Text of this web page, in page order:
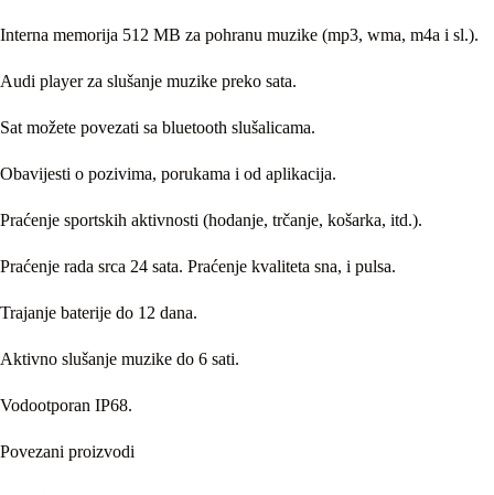
Interna memorija 512 MB za pohranu muzike (mp3, wma, m4a i sl.).
Audi player za slušanje muzike preko sata.
Sat možete povezati sa bluetooth slušalicama.
Obavijesti o pozivima, porukama i od aplikacija.
Praćenje sportskih aktivnosti (hodanje, trčanje, košarka, itd.).
Praćenje rada srca 24 sata. Praćenje kvaliteta sna, i pulsa.
Trajanje baterije do 12 dana.
Aktivno slušanje muzike do 6 sati.
Vodootporan IP68.
Povezani proizvodi